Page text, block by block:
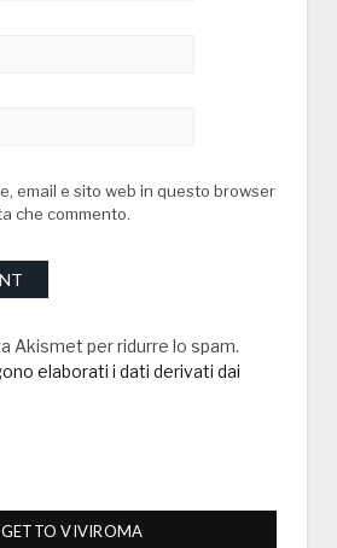
email e sito web in questo browser
che commento.
Akismet per ridurre lo spam.
elaborati i dati derivati dai
VIVIROMA